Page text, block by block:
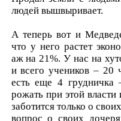
людей вышвыривает.
А теперь вот и
что у него растет
аж на 21%. У нас на
и всего учеников – 20
есть еще 4 грудничка
рожать при этой
заботится только о
вопрос о своих